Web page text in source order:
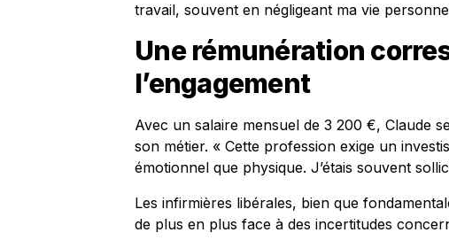
travail, souvent en négligeant ma vie
Une rémunération
l’engagement
Avec un salaire mensuel de 3 200 €, Claude
son métier. « Cette profession exige un
émotionnel que physique. J’étais souvent
Les infirmières libérales, bien que
de plus en plus face à des incertitudes